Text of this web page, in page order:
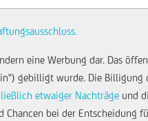
eine Werbung dar. Das
gebilligt wurde. Die
etwaiger Nachträge und
bei der